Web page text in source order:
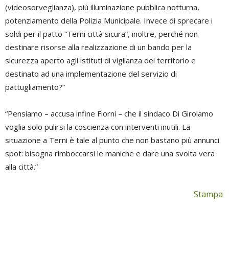
(videosorveglianza), più illuminazione pubblica notturna,
potenziamento della Polizia Municipale. Invece di sprecare i
soldi per il patto “Terni città sicura”, inoltre, perché non
destinare risorse alla realizzazione di un bando per la
sicurezza aperto agli istituti di vigilanza del territorio e
destinato ad una implementazione del servizio di
pattugliamento?”
“Pensiamo – accusa infine Fiorni – che il sindaco Di Girolamo
voglia solo pulirsi la coscienza con interventi inutili. La
situazione a Terni è tale al punto che non bastano più annunci
spot: bisogna rimboccarsi le maniche e dare una svolta vera
alla città.”
Stampa